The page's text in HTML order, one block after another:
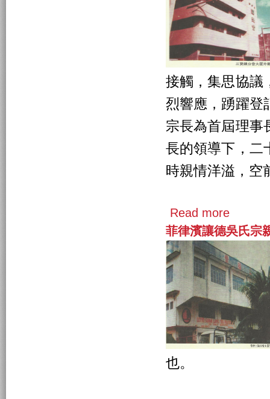
接觸，集思協議
烈響應，踴躍登
宗長為首屆理事
長的領導下，二
時親情洋溢，空
Read more
菲律濱讓德吳氏宗
也。